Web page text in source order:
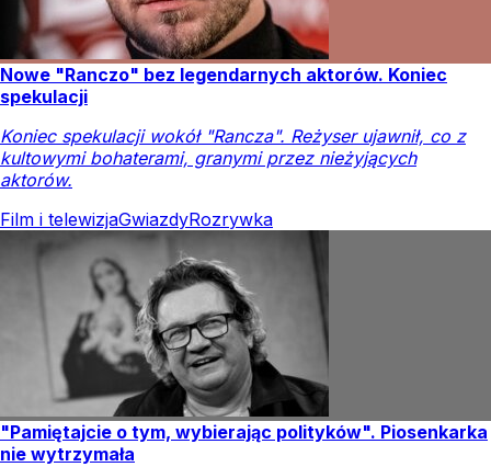
Nowe "Ranczo" bez legendarnych aktorów. Koniec
spekulacji
Koniec spekulacji wokół "Rancza". Reżyser ujawnił, co z
kultowymi bohaterami, granymi przez nieżyjących
aktorów.
Film i telewizjaGwiazdyRozrywka
"Pamiętajcie o tym, wybierając polityków". Piosenkarka
nie wytrzymała